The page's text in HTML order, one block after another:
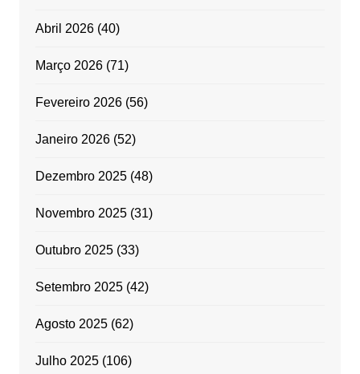
Abril 2026(40)
Março 2026(71)
Fevereiro 2026(56)
Janeiro 2026(52)
Dezembro 2025(48)
Novembro 2025(31)
Outubro 2025(33)
Setembro 2025(42)
Agosto 2025(62)
Julho 2025(106)